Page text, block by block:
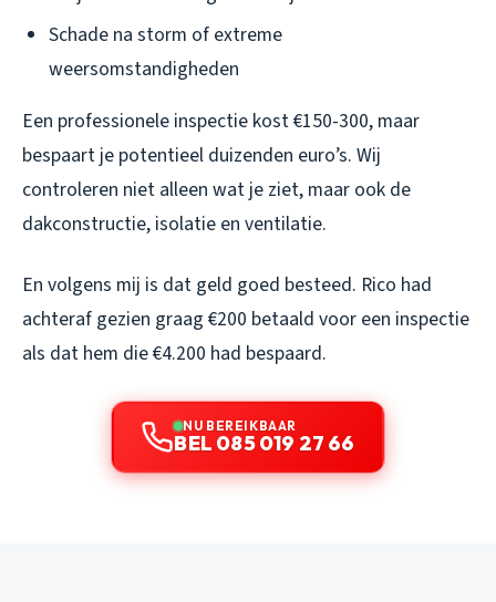
Schade na storm of extreme
weersomstandigheden
Een professionele inspectie kost €150-300, maar
bespaart je potentieel duizenden euro’s. Wij
controleren niet alleen wat je ziet, maar ook de
dakconstructie, isolatie en ventilatie.
En volgens mij is dat geld goed besteed. Rico had
achteraf gezien graag €200 betaald voor een inspectie
als dat hem die €4.200 had bespaard.
NU BEREIKBAAR
BEL 085 019 27 66